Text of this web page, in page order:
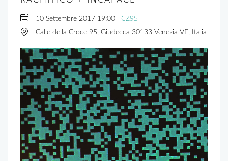
10 Settembre 2017 19:00 CZ95
Calle della Croce 95, Giudecca 30133 Venezia VE, Italia